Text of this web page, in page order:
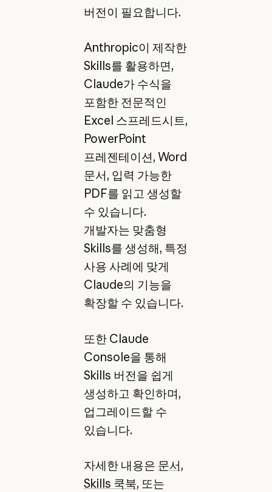
버전이 필요합니다.
Anthropic이 제작한
Skills를 활용하면,
Claude가 수식을
포함한 전문적인
Excel 스프레드시트,
PowerPoint
프레젠테이션, Word
문서, 입력 가능한
PDF를 읽고 생성할
수 있습니다.
개발자는 맞춤형
Skills를 생성해, 특정
사용 사례에 맞게
Claude의 기능을
확장할 수 있습니다.
또한 Claude
Console을 통해
Skills 버전을 쉽게
생성하고 확인하며,
업그레이드할 수
있습니다.
자세한 내용은 문서,
Skills 쿡북, 또는